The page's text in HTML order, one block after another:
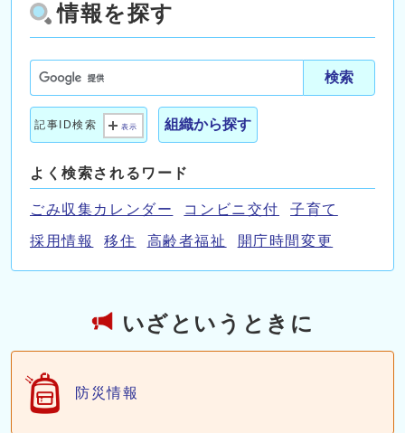
情報を探す
検索
記事ID検索 表示 組織から探す
よく検索されるワード
ごみ収集カレンダー コンビニ交付 子育て
採用情報 移住 高齢者福祉 開庁時間変更
いざというときに
防災情報